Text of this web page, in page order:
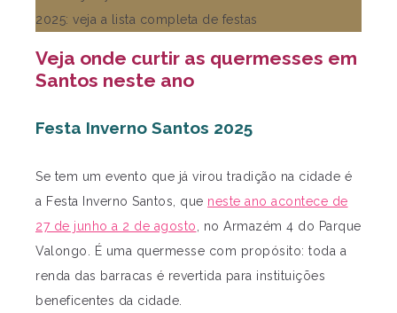
Veja onde curtir as quermesses em
Santos neste ano
Festa Inverno Santos 2025
Se tem um evento que já virou tradição na cidade é
a Festa Inverno Santos, que neste ano acontece de
27 de junho a 2 de agosto, no Armazém 4 do Parque
Valongo. É uma quermesse com propósito: toda a
renda das barracas é revertida para instituições
beneficentes da cidade.